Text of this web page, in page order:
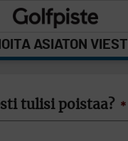
ASIATON VIESTI
tulisi poistaa? *